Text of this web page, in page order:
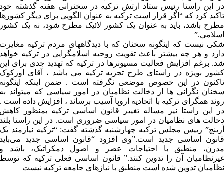
در این راستا رئیس ستاد ارتش ترکیه در سخنرانی هفته گذشته خود
تاکید کرد که “اگر قرار است ترکیه به عنوان الگویی برای دیگر کشورها
مطرح باشد، باید به عنوان یک کشور لائیک مطرح شود، نه یک کشور
اسلامی.”
شکی نیست که اینگونه سخنان که با دیدگاههای مردم ترکیه مغایرت
دارد و هر چه بیشتر باعث تقویت روحیه اسلامگرایی در ترکیه خواهد
شد. برغم افزایش فعالیت مسیونرها در ترکیه که تهدید جدی برای این
کشور بویژه در راستای طرح تجزیه ترکیه می باشد ، آقای اوزکوک
تاکنون در این خصوص موضعی نگرفته است . ضمن اینکه اینگونه
سخنان نگرانی ها از دخالت نظامیان در امور سیاسی که میتواند به
روند همگرای ترکیه با اتحادیه اروپا آسیب برساند ، افزایش داده است .
در این راستا نیز مساله تغییر قانون اساسی ترکیه بمنظور کاهش
دخالت های نظامیان در امور سیاسی ضروری است. در این راستا بلند
آرینچ” رییس مجلس ترکیه چهارشنبه گذشته گفت: “ترکیه نیازمند یک
قانون اساسی جدید است.”وی افزود “قانون اساسی جدید می‌باید
مدرن، منطبق با احتیاجات عصر و اصول دمکراتیک، باشد و
غیرنظامیان آن را تدوین کنند.” قانون اساسی فعلی ترکیه که توسط
نظامیان تدوین شده است منطبق با نیازهای جامعه ترکیه نیست